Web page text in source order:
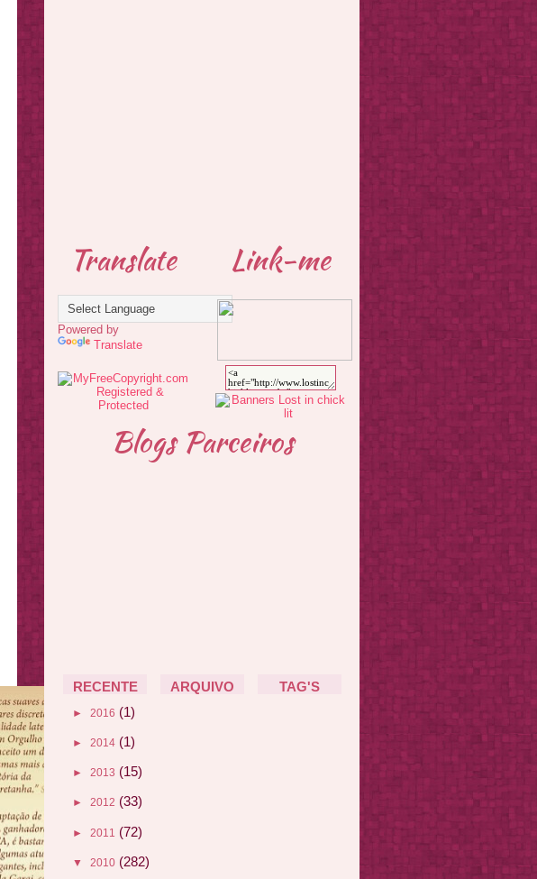
Translate
Powered by
Translate
Link-me
Blogs Parceiros
RECENTE ARQUIVO TAG'S
► 2016 (1)
► 2014 (1)
► 2013 (15)
► 2012 (33)
► 2011 (72)
▼ 2010 (282)